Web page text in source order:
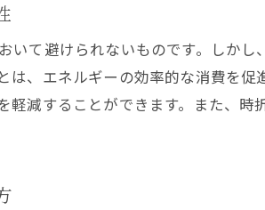
姿勢を良くするための効果
姿勢改善に役立つグッズで
時間短縮に繋がる姿勢改善法
いて避けられないものです。しか
は、エネルギーの効率的な消費を
軽減することができます。また、